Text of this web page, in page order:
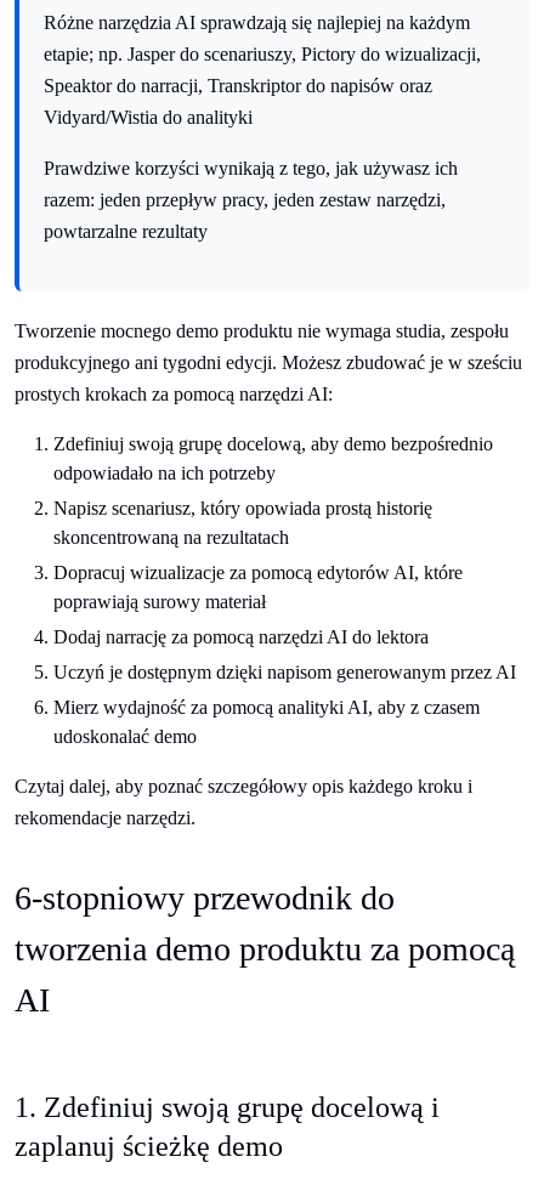
Różne narzędzia AI sprawdzają się najlepiej na każdym
etapie; np. Jasper do scenariuszy, Pictory do wizualizacji,
Speaktor do narracji, Transkriptor do napisów oraz
Vidyard/Wistia do analityki
Prawdziwe korzyści wynikają z tego, jak używasz ich
razem: jeden przepływ pracy, jeden zestaw narzędzi,
powtarzalne rezultaty
Tworzenie mocnego demo produktu nie wymaga studia, zespołu
produkcyjnego ani tygodni edycji. Możesz zbudować je w sześciu
prostych krokach za pomocą narzędzi AI:
Zdefiniuj swoją grupę docelową, aby demo bezpośrednio
odpowiadało na ich potrzeby
Napisz scenariusz, który opowiada prostą historię
skoncentrowaną na rezultatach
Dopracuj wizualizacje za pomocą edytorów AI, które
poprawiają surowy materiał
Dodaj narrację za pomocą narzędzi AI do lektora
Uczyń je dostępnym dzięki napisom generowanym przez AI
Mierz wydajność za pomocą analityki AI, aby z czasem
udoskonalać demo
Czytaj dalej, aby poznać szczegółowy opis każdego kroku i
rekomendacje narzędzi.
6-stopniowy przewodnik do
tworzenia demo produktu za pomocą
AI
1. Zdefiniuj swoją grupę docelową i
zaplanuj ścieżkę demo